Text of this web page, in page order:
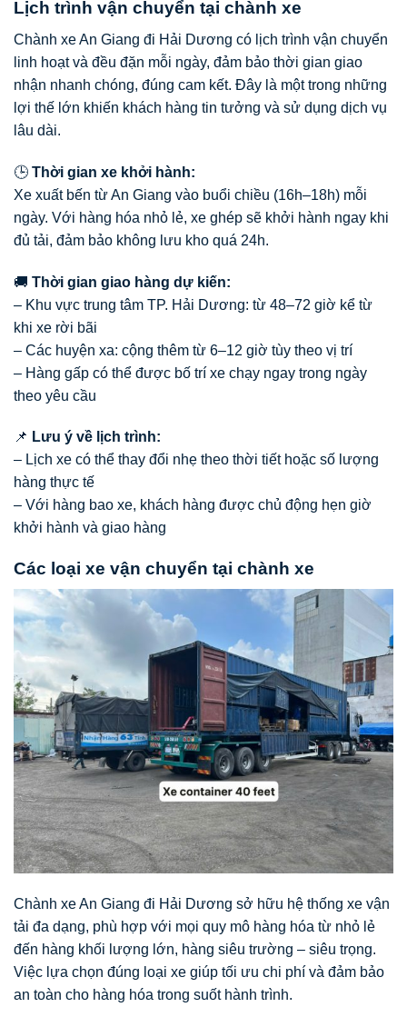
Lịch trình vận chuyển tại chành xe
Chành xe An Giang đi Hải Dương có lịch trình vận chuyển
linh hoạt và đều đặn mỗi ngày, đảm bảo thời gian giao
nhận nhanh chóng, đúng cam kết. Đây là một trong những
lợi thế lớn khiến khách hàng tin tưởng và sử dụng dịch vụ
lâu dài.
🕒 Thời gian xe khởi hành:
Xe xuất bến từ An Giang vào buổi chiều (16h–18h) mỗi
ngày. Với hàng hóa nhỏ lẻ, xe ghép sẽ khởi hành ngay khi
đủ tải, đảm bảo không lưu kho quá 24h.
🚚 Thời gian giao hàng dự kiến:
– Khu vực trung tâm TP. Hải Dương: từ 48–72 giờ kể từ
khi xe rời bãi
– Các huyện xa: cộng thêm từ 6–12 giờ tùy theo vị trí
– Hàng gấp có thể được bố trí xe chạy ngay trong ngày
theo yêu cầu
📌 Lưu ý về lịch trình:
– Lịch xe có thể thay đổi nhẹ theo thời tiết hoặc số lượng
hàng thực tế
– Với hàng bao xe, khách hàng được chủ động hẹn giờ
khởi hành và giao hàng
Các loại xe vận chuyển tại chành xe
Chành xe An Giang đi Hải Dương sở hữu hệ thống xe vận
tải đa dạng, phù hợp với mọi quy mô hàng hóa từ nhỏ lẻ
đến hàng khối lượng lớn, hàng siêu trường – siêu trọng.
Việc lựa chọn đúng loại xe giúp tối ưu chi phí và đảm bảo
an toàn cho hàng hóa trong suốt hành trình.